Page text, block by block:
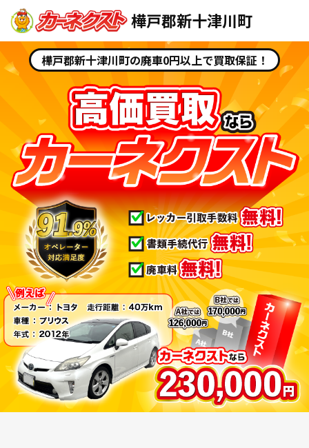
樺戸郡新十津川町
樺戸郡新十津川町の廃車0円以上で買取保証！